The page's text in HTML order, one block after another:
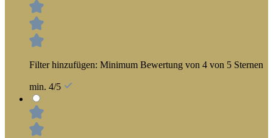
Filter hinzufügen: Minimum Bewertung von 4 von 5 Sternen
min. 4/5